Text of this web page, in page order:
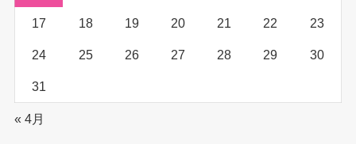
17 18 19 20 21 22 23
24 25 26 27 28 29 30
31
« 4月